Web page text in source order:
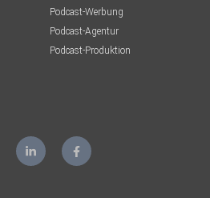
Podcast-Werbung
Podcast-Agentur
Podcast-Produktion